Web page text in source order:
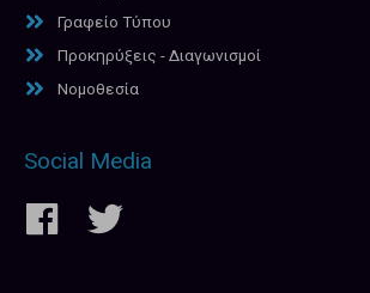
Γραφείο Τύπου
Προκηρύξεις - Διαγωνισμοί
Νομοθεσία
Social Media